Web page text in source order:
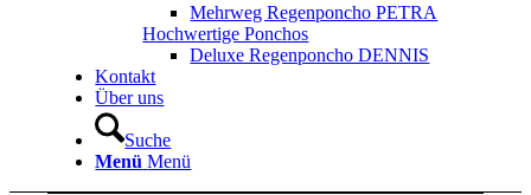
Mehrweg Regenponcho PETRA
Hochwertige Ponchos
Deluxe Regenponcho DENNIS
Kontakt
Über uns
Suche
Menü Menü